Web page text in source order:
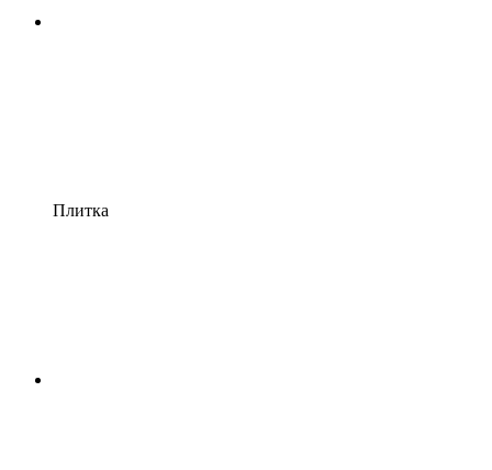
Плитка